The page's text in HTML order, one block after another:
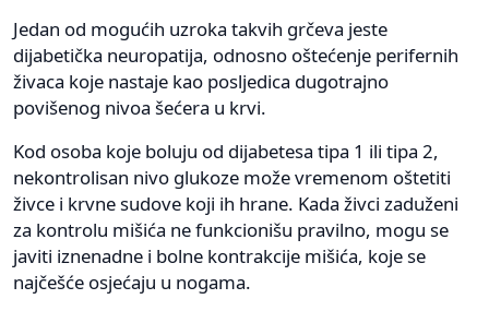
Jedan od mogućih uzroka takvih grčeva jeste
dijabetička neuropatija, odnosno oštećenje perifernih
živaca koje nastaje kao posljedica dugotrajno
povišenog nivoa šećera u krvi.
Kod osoba koje boluju od dijabetesa tipa 1 ili tipa 2,
nekontrolisan nivo glukoze može vremenom oštetiti
živce i krvne sudove koji ih hrane. Kada živci zaduženi
za kontrolu mišića ne funkcionišu pravilno, mogu se
javiti iznenadne i bolne kontrakcije mišića, koje se
najčešće osjećaju u nogama.